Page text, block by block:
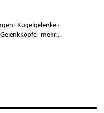
· Kugelgelenke·
· mehr...